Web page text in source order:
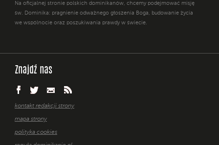
Na oficjalnej stronie polskich dominikanów, chcemy podejmować misję
św. Dominika: pragnienie odważnego głoszenia Boga, budowanie życia
we wspólnocie oraz poszukiwania prawdy w świecie.
Znajdź nas
kontakt redakcji strony
mapa strony
polityka cookies